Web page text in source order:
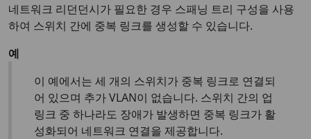
네트워크 리던던시가 필요한 경우 스패닝 트리 구성을 사용
하여 스위치 간에 중복 링크를 생성할 수 있습니다.
예
이 예에서는 세 개의 스위치가 중복 링크로 연결되
어 있으며 추가 VLAN이 없습니다. 스위치 간의 업
링크 중 하나라도 장애가 발생하면 중복 링크가 활
성화되어 네트워크 연결을 제공합니다.